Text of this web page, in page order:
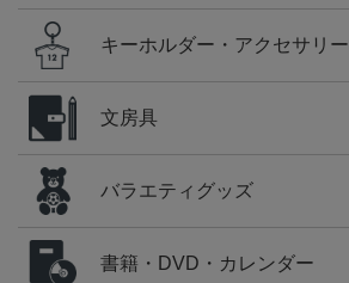
キーホルダー・アクセサリー
文房具
バラエティグッズ
書籍・DVD・カレンダー